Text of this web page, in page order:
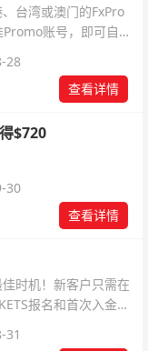
台湾或澳门的FxPro
账号，即可自动
28
查看详情
$720
30
查看详情
时机！新客户只需在
报名和首次入金即
31